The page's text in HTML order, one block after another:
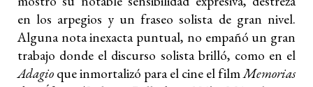
en los arpegios y un fraseo solista de gran nivel.
Alguna nota inexacta puntual, no empañó un gran
trabajo donde el discurso solista brilló, como en el
Adagio que inmortalizó para el cine el filmMemorias